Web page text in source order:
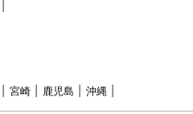
宮崎 鹿児島 沖縄